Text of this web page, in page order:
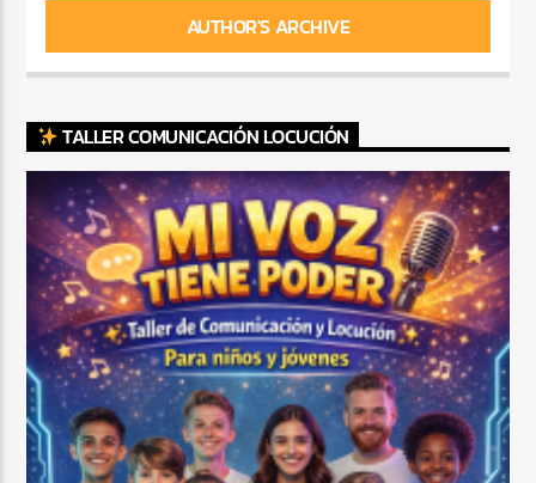
AUTHOR'S ARCHIVE
TALLER COMUNICACIÓN LOCUCIÓN